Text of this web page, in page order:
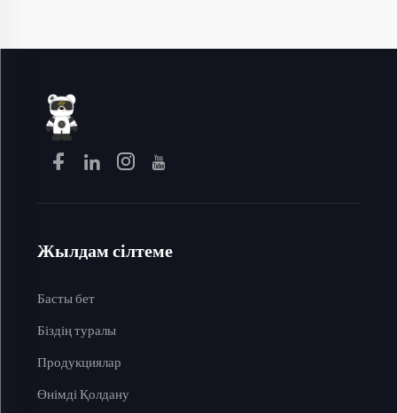
Жылдам сілтеме
Басты бет
Біздің туралы
Продукциялар
Өнімді Қолдану